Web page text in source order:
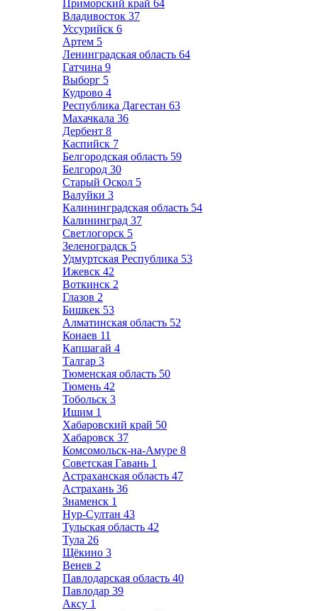
Приморский край 64
Владивосток 37
Уссурийск 6
Артем 5
Ленинградская область 64
Гатчина 9
Выборг 5
Кудрово 4
Республика Дагестан 63
Махачкала 36
Дербент 8
Каспийск 7
Белгородская область 59
Белгород 30
Старый Оскол 5
Валуйки 3
Калининградская область 54
Калининград 37
Светлогорск 5
Зеленоградск 5
Удмуртская Республика 53
Ижевск 42
Воткинск 2
Глазов 2
Бишкек 53
Алматинская область 52
Конаев 11
Капшагай 4
Талгар 3
Тюменская область 50
Тюмень 42
Тобольск 3
Ишим 1
Хабаровский край 50
Хабаровск 37
Комсомольск-на-Амуре 8
Советская Гавань 1
Астраханская область 47
Астрахань 36
Знаменск 1
Нур-Султан 43
Тульская область 42
Тула 26
Щёкино 3
Венев 2
Павлодарская область 40
Павлодар 39
Аксу 1